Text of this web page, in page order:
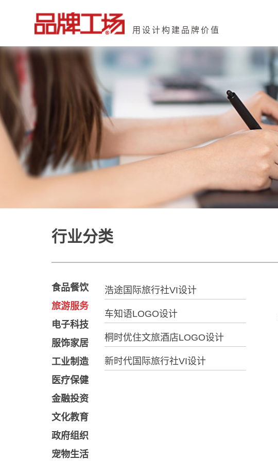
用设计构建品牌价值
行业分类
食品餐饮
旅游服务
电子科技
服饰家居
工业制造
医疗保健
金融投资
文化教育
政府组织
宠物生活
浩途国际旅行社VI设计
车知语LOGO设计
桐时优住文旅酒店LOGO设计
新时代国际旅行社VI设计